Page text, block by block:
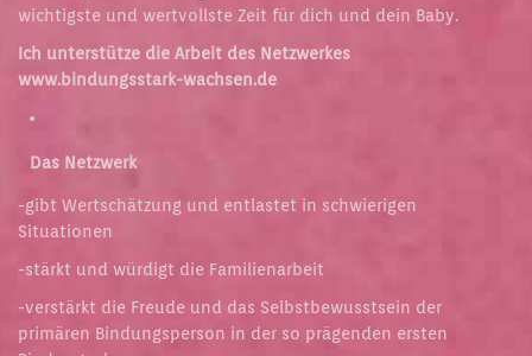
wichtigste und wertvollste Zeit für dich und dein Baby.
Ich unterstütze die Arbeit des Netzwerkes
www.bindungsstark-wachsen.de
Das Netzwerk
-gibt Wertschätzung und entlastet in schwierigen
Situationen
-stärkt und würdigt die Familienarbeit
-verstärkt die Freude und das Selbstbewusstsein der
primären Bindungsperson in der so prägenden ersten